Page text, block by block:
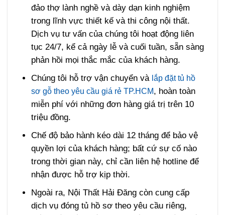
đảo thợ lành nghề và dày dạn kinh nghiệm
trong lĩnh vực thiết kế và thi công nội thất.
Dịch vụ tư vấn của chúng tôi hoạt động liên
tục 24/7, kể cả ngày lễ và cuối tuần, sẵn sàng
phản hồi mọi thắc mắc của khách hàng.
Chúng tôi hỗ trợ vận chuyển và lắp đặt tủ hồ
sơ gỗ theo yêu cầu giá rẻ TP.HCM, hoàn toàn
miễn phí với những đơn hàng giá trị trên 10
triệu đồng.
Chế độ bảo hành kéo dài 12 tháng để bảo vệ
quyền lợi của khách hàng; bất cứ sự cố nào
trong thời gian này, chỉ cần liên hệ hotline để
nhận được hỗ trợ kịp thời.
Ngoài ra, Nội Thất Hải Đăng còn cung cấp
dịch vụ đóng tủ hồ sơ theo yêu cầu riêng,